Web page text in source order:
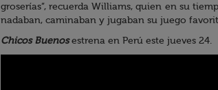
groserías”, recuerda Williams, quien en su
nadaban, caminaban y jugaban su juego
Chicos Buenosestrena en Perú este jueves 24.